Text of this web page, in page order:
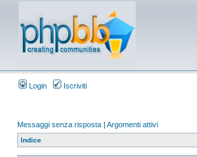
Login Iscriviti
Messaggi senza risposta | Argomenti attivi
Indice